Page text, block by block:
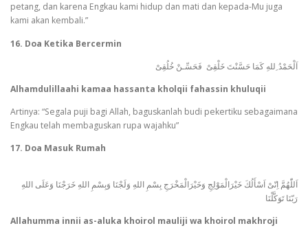
petang, dan karena Engkau kami hidup dan mati dan kepada-Mu juga
kami akan kembali.”
16. Doa Ketika Bercermin
اَلْحَمْدُ ِللهِ كَمَا حَسَّنْتَ خَلْقِىْ فَحَسِّـنْ خُلُقِىْ
Alhamdulillaahi kamaa hassanta kholqii fahassin khuluqii
Artinya: “Segala puji bagi Allah, baguskanlah budi pekertiku sebagaimana
Engkau telah membaguskan rupa wajahku”
17. Doa Masuk Rumah
اَللّٰهُمَّ اِنّىْ اَسْأَلُكَ خَيْرَالْمَوْلِجِ وَخَيْرَالْمَخْرَجِ بِسْمِ اللهِ وَلَجْنَا وَبِسْمِ اللهِ خَرَجْنَا وَعَلَى اللهِ
رَبّنَا تَوَكَّلْنَا
Allahumma innii as-aluka khoirol mauliji wa khoirol makhroji